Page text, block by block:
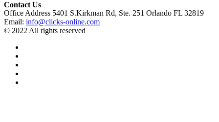
Contact Us
Office Address 5401 S.Kirkman Rd, Ste. 251 Orlando FL 32819
Email: info@clicks-online.com
© 2022 All rights reserved